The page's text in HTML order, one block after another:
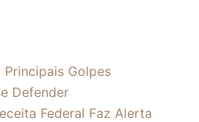
Principais Golpes
Defender
Federal Faz Alerta